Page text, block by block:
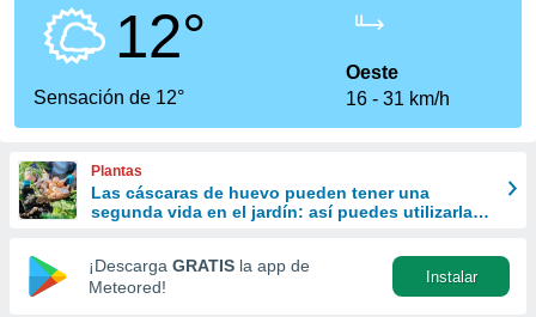
que se
calidad.
a este
las
y
forma
digital
basada
12°
Sensación de 12°
Oeste
16
31 km/h
Plantas
Las cáscaras de huevo pueden tener una
segunda vida en el jardín: así puedes utilizarlas
¡Descarga GRATIS la app de
Meteored!
Instalar